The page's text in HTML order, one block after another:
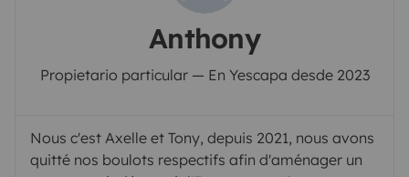
Anthony
Propietario particular — En Yescapa desde 2023
Nous c'est Axelle et Tony, depuis 2021, nous avons
quitté nos boulots respectifs afin d'aménager un